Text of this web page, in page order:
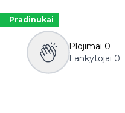
Pradinukai
Plojimai 0
Lankytojai 0